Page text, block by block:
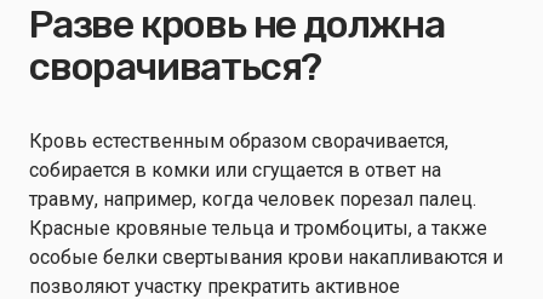
Разве кровь не должна
сворачиваться?
Кровь естественным образом сворачивается,
собирается в комки или сгущается в ответ на
травму, например, когда человек порезал палец.
Красные кровяные тельца и тромбоциты, а также
особые белки свертывания крови накапливаются и
позволяют участку прекратить активное